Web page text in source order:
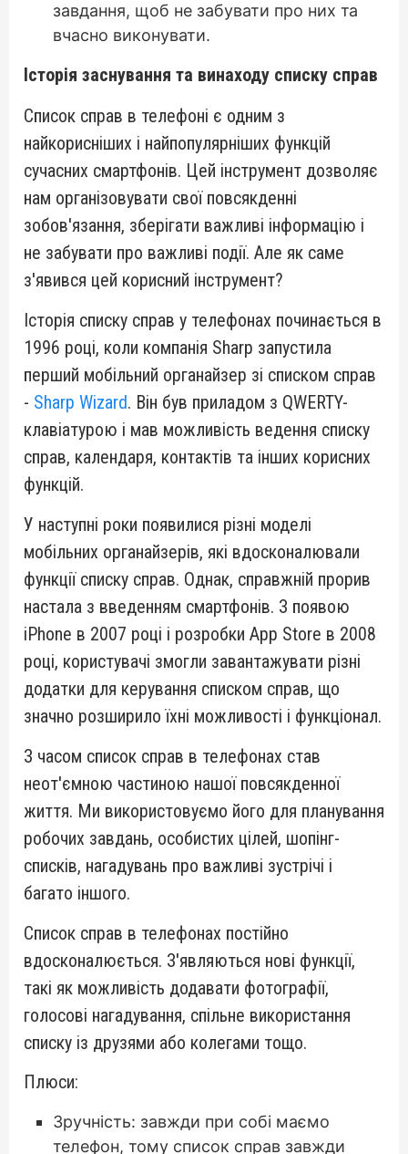
завдання, щоб не забувати про них та
вчасно виконувати.
Історія заснування та винаходу списку справ
Список справ в телефоні є одним з
найкорисніших і найпопулярніших функцій
сучасних смартфонів. Цей інструмент дозволяє
нам організовувати свої повсякденні
зобов'язання, зберігати важливі інформацію і
не забувати про важливі події. Але як саме
з'явився цей корисний інструмент?
Історія списку справ у телефонах починається в
1996 році, коли компанія Sharp запустила
перший мобільний органайзер зі списком справ
- Sharp Wizard. Він був приладом з QWERTY-
клавіатурою і мав можливість ведення списку
справ, календаря, контактів та інших корисних
функцій.
У наступні роки появилися різні моделі
мобільних органайзерів, які вдосконалювали
функції списку справ. Однак, справжній прорив
настала з введенням смартфонів. З появою
iPhone в 2007 році і розробки App Store в 2008
році, користувачі змогли завантажувати різні
додатки для керування списком справ, що
значно розширило їхні можливості і функціонал.
З часом список справ в телефонах став
неот'ємною частиною нашої повсякденної
життя. Ми використовуємо його для планування
робочих завдань, особистих цілей, шопінг-
списків, нагадувань про важливі зустрічі і
багато іншого.
Список справ в телефонах постійно
вдосконалюється. З'являються нові функції,
такі як можливість додавати фотографії,
голосові нагадування, спільне використання
списку із друзями або колегами тощо.
Плюси:
Зручність: завжди при собі маємо
телефон, тому список справ завжди